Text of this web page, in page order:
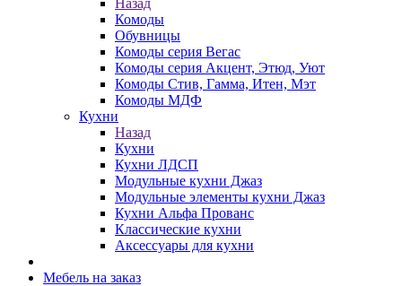
Назад
Комоды
Обувницы
Комоды серия Вегас
Комоды серия Акцент, Этюд, Уют
Комоды Стив, Гамма, Итен, Мэт
Комоды МДФ
Кухни
Назад
Кухни
Кухни ЛДСП
Модульные кухни Джаз
Модульные элементы кухни Джаз
Кухни Альфа Прованс
Классические кухни
Аксессуары для кухни
Мебель на заказ